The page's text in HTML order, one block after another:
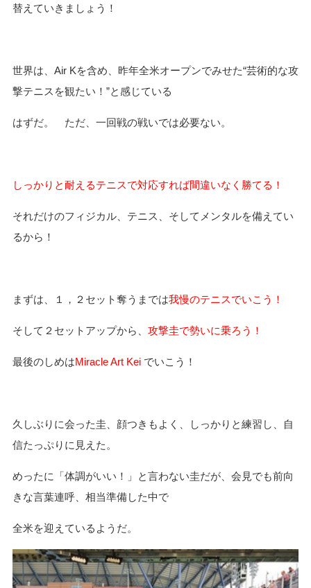
替えていきましょう！
世界は、Air Kを含め、昨年全米オープンでみせた“芸術的な攻
撃テニスを観たい！”と感じている
はずだ。 ただ、一回戦の戦いでは必要ない。
しっかりと耐えるテニスで対応すれば間違いなく勝てる！
それだけのフィジカル、テニス、そしてメンタルを備えてい
るから！
まずは、１，２セット奪うまでは我慢のテニスでいこう！
そして２セットアップから、 攻撃圭で勢いに乗ろう！
最後のしめはMiracle Art Kei でいこう！
久しぶりに会った圭、顔つきもよく、しっかりと練習し、自
信たっぷりに見えた。
めったに「体調がいい！」と言わない圭だが、会見でも前向
きな言葉連呼、相当準備した中で
全米を迎えているようだ。